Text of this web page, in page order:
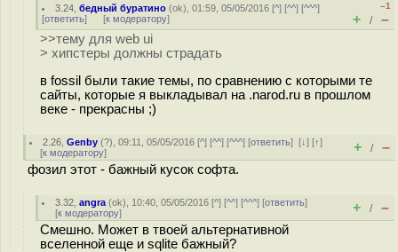
3.24 ,бедный буратино (ok), 01:59, 05/05/2016 [^] [^^] [^^^]
[ответить] [к модератору]
–1
+ / –
>>тему для web ui
> хипстеры должны страдать
в fossil были такие темы, по сравнению с которыми те
сайты, которые я выкладывал на .narod.ru в прошлом
веке - прекрасны ;)
2.26 ,Genby (?), 09:11, 05/05/2016 [^] [^^] [^^^] [ответить][↓] [↑]
[к модератору] + / –
фозил этот - бажный кусок софта.
3.32 ,angra (ok), 10:40, 05/05/2016 [^] [^^] [^^^] [ответить]
[к модератору] + / –
Смешно. Может в твоей альтернативной
вселенной еще и sqlite бажный?